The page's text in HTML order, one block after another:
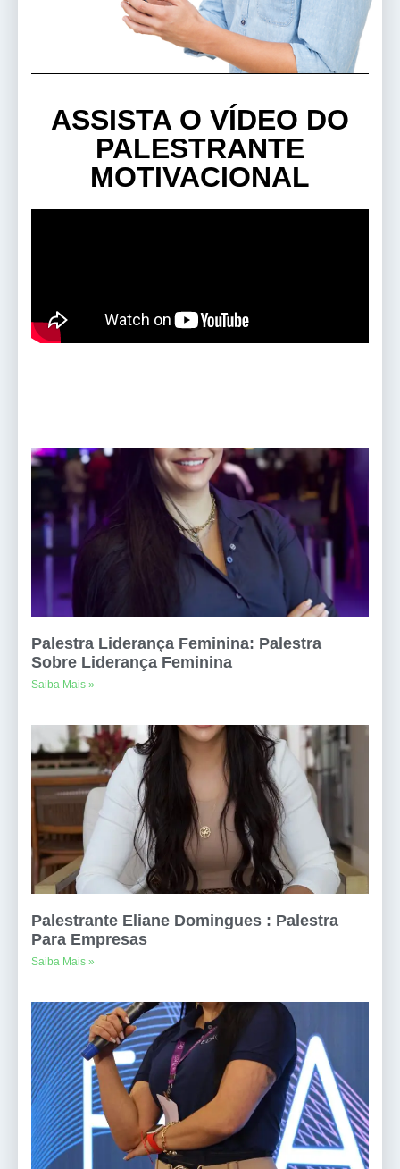
ASSISTA O VÍDEO DO
PALESTRANTE
MOTIVACIONAL
Palestra Liderança Feminina: Palestra
Sobre Liderança Feminina
Saiba Mais »
Palestrante Eliane Domingues : Palestra
Para Empresas
Saiba Mais »